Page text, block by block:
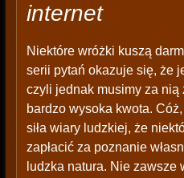
internet
Niektóre wróżki kuszą
serii pytań okazuje się, że
czyli jednak musimy za nią
bardzo wysoka kwota.
siła wiary ludzkiej, że
zapłacić za poznanie
ludzka natura. Nie zawsze